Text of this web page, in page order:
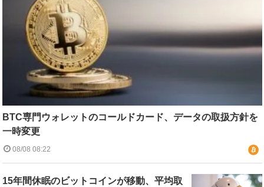
BTC専門ウォレットのコールドカード、データの取扱方針を
一時変更
08/08 08:22
15年間休眠のビットコインが移動、平均取